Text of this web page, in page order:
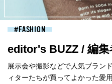
FASHION
editor's BUZZ / 編
展示会や撮影などで人気ブラン
ィターたちが買ってよかった愛